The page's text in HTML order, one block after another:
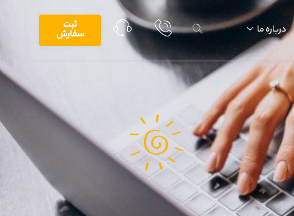
درباره ما ثبت
سفارش